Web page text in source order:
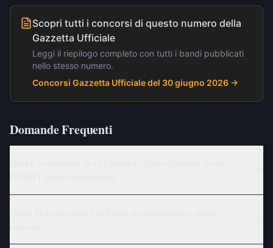
Scopri tutti i concorsi di questo numero della
Gazzetta Ufficiale
Leggi il riepilogo completo con tutti i bandi pubblicati
nello stesso numero.
Concorsi Gazzetta Ufficiale del 30 giugno 2026 →
Domande Frequenti